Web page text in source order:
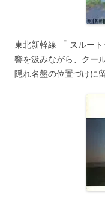
東北新幹線 「 スルー
響を汲みながら、クー
隠れ名盤の位置づけに